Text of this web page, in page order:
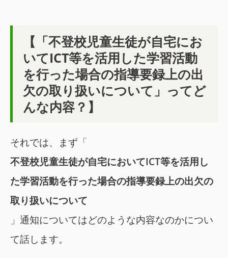
【「不登校児童生徒が自宅にお
いてICT等を活用した学習活動
を行った場合の指導要録上の出
欠の取り扱いについて」ってど
んな内容？】
それでは、まず「
不登校児童生徒が自宅においてICT等を活用し
た学習活動を行った場合の指導要録上の出欠の
取り扱いについて
」通知についてはどのような内容なのかについ
て話します。